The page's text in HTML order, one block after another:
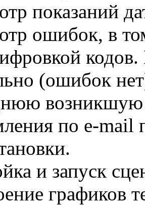
показаний
ошибок, в
кодов.
(ошибок
по e-mail
и запуск
графиков